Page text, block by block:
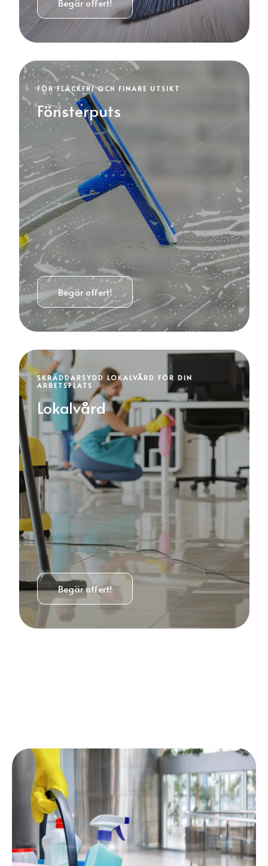
Begär offert!
FÖR FLÄCKFRI OCH FINARE UTSIKT
Fönsterputs
Begär offert!
SKRÄDDARSYDD LOKALVÅRD FÖR DIN
ARBETSPLATS
Lokalvård
Begär offert!